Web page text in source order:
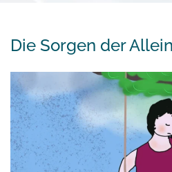
Die Sorgen der